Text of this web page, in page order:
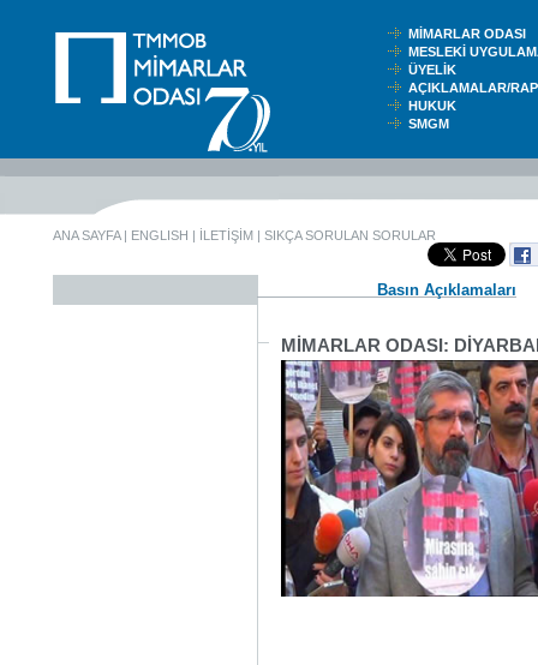
MİMARLAR ODASI
MESLEKİ
ÜYELİK
AÇIKLAMALAR/
HUKUK
SMGM
ANA SAYFA| ENGLISH | İLETİŞİM | SIKÇA SORULAN SORULAR
Basın Açıklamaları
MİMARLAR ODASI: